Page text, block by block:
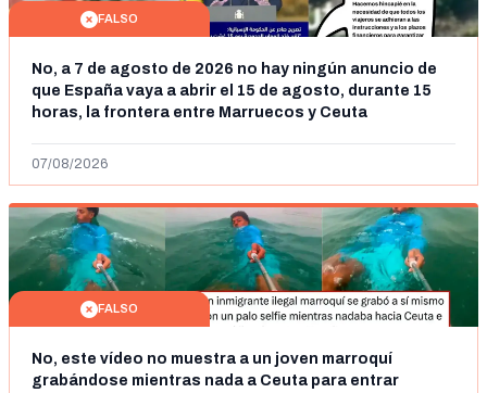
FALSO
No, a 7 de agosto de 2026 no hay ningún anuncio de
que España vaya a abrir el 15 de agosto, durante 15
horas, la frontera entre Marruecos y Ceuta
07/08/2026
FALSO
No, este vídeo no muestra a un joven marroquí
grabándose mientras nada a Ceuta para entrar